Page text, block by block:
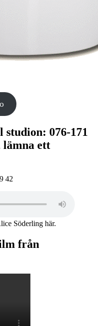
076-171
lämna ett
Söderling här.
från